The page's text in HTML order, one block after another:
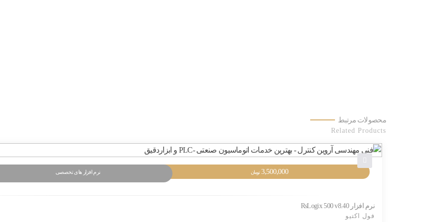
محصولات مرتبط
Related Products
3,500,000 تومان نرم افزار های تخصصی
نرم افزار RsLogix 500 v8.40
فول اکتیو